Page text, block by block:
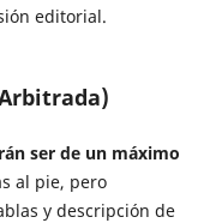
editorial.
ser de un máximo
al pie, pero
y descripción de